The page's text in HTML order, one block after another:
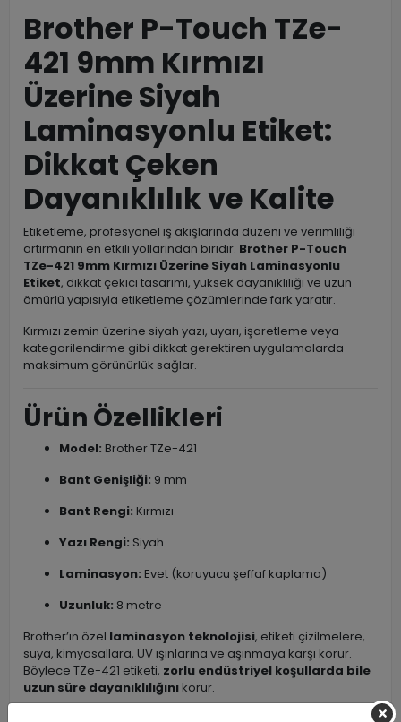
Brother P-Touch TZe-
421 9mm Kırmızı
Üzerine Siyah
Laminasyonlu Etiket:
Dikkat Çeken
Dayanıklılık ve Kalite
Etiketleme, profesyonel iş akışlarında düzeni ve verimliliği
artırmanın en etkili yollarından biridir. Brother P-Touch
TZe-421 9mm Kırmızı Üzerine Siyah Laminasyonlu
Etiket, dikkat çekici tasarımı, yüksek dayanıklılığı ve uzun
ömürlü yapısıyla etiketleme çözümlerinde fark yaratır.
Kırmızı zemin üzerine siyah yazı, uyarı, işaretleme veya
kategorilendirme gibi dikkat gerektiren uygulamalarda
maksimum görünürlük sağlar.
Ürün Özellikleri
Model: Brother TZe-421
Bant Genişliği: 9 mm
Bant Rengi: Kırmızı
Yazı Rengi: Siyah
Laminasyon: Evet (koruyucu şeffaf kaplama)
Uzunluk: 8 metre
Brother’ın özel laminasyon teknolojisi, etiketi çizilmelere,
suya, kimyasallara, UV ışınlarına ve aşınmaya karşı korur.
Böylece TZe-421 etiketi, zorlu endüstriyel koşullarda bile
uzun süre dayanıklılığını korur.